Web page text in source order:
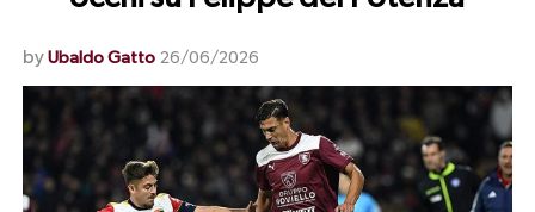
by Ubaldo Gatto 26/06/2026